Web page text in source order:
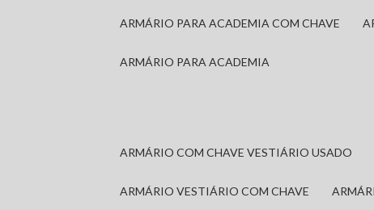
ARMÁRIO PARA ACADEMIA COM CHAVE
ARMÁRIO PARA ACADEMIA
ARMÁRIO COM CHAVE VESTIÁRIO USADO
ARMÁRIO VESTIÁRIO COM CHAVE